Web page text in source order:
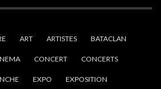
ART ARTISTES BATACLAN
CONCERT CONCERTS
EXPO EXPOSITION